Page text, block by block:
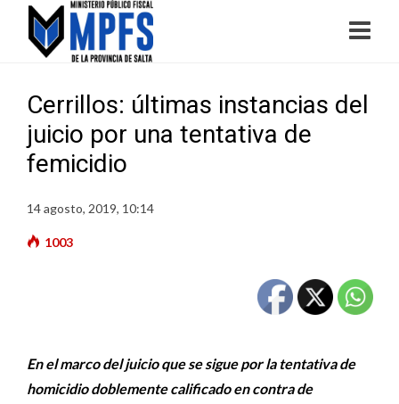
Cerrillos: últimas instancias del
juicio por una tentativa de
femicidio
14 agosto, 2019, 10:14
1003
En el marco del juicio que se sigue por la tentativa de
homicidio doblemente calificado en contra de